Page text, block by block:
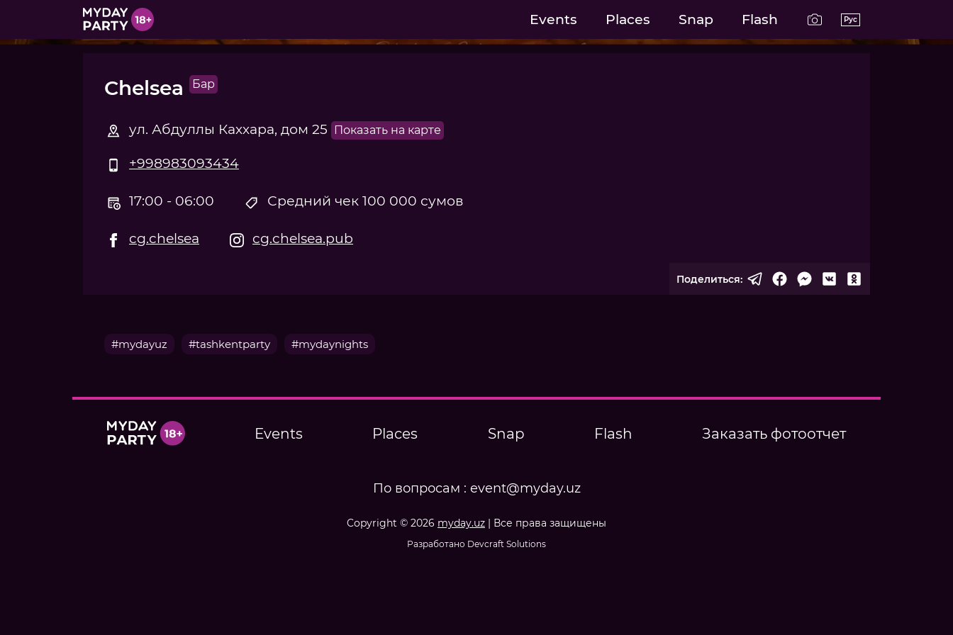
Events Places Snap Flash Рус
Chelsea Бар
ул. Абдуллы Каххара, дом 25 Показать на карте
+998983093434
17:00 - 06:00 Средний чек 100 000 сумов
cg.chelsea cg.chelsea.pub
Поделиться:
#mydayuz #tashkentparty #mydaynights
Events Places Snap Flash Заказать фотоотчет
По вопросам : event@myday.uz
Copyright © 2026 myday.uz | Все права защищены
Разработано Devcraft Solutions